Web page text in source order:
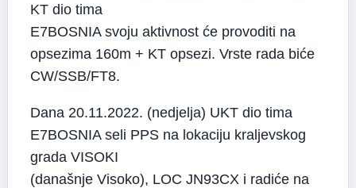
KT dio tima
E7BOSNIA svoju aktivnost će provoditi na
opsezima 160m + KT opsezi. Vrste rada biće
CW/SSB/FT8.
Dana 20.11.2022. (nedjelja) UKT dio tima
E7BOSNIA seli PPS na lokaciju kraljevskog
grada VISOKI
(današnje Visoko), LOC JN93CX i radiće na